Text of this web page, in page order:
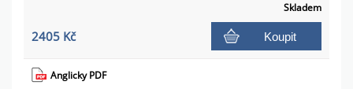
Skladem
2405 Kč Koupit
Anglicky PDF